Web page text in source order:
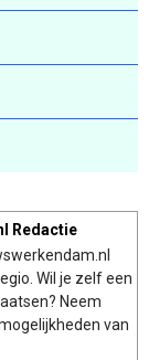
Redactie
Wil je zelf een
Neem
van